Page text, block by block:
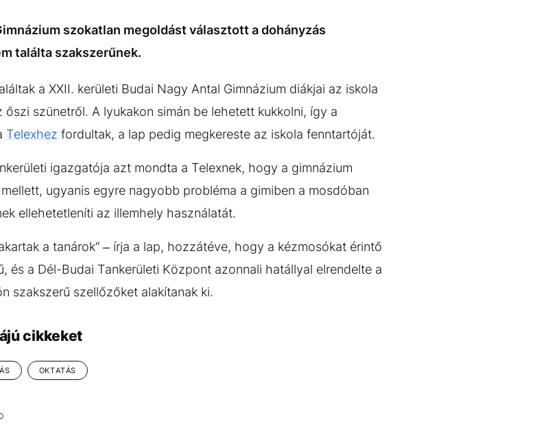
szokatlan megoldást választott a dohányzás
találta szakszerűnek.
a XXII. kerületi Budai Nagy Antal Gimnázium diákjai az iskola
szünetről. A lyukakon simán be lehetett kukkolni, így a
Telexhez fordultak, a lap pedig megkereste az iskola fenntartóját.
igazgatója azt mondta a Telexnek, hogy a gimnázium
ugyanis egyre nagyobb probléma a gimiben a mosdóban
ellehetetleníti az illemhely használatát.
a tanárok“ – írja a lap, hozzátéve, hogy a kézmosókat érintő
és a Dél-Budai Tankerületi Központ azonnali hatállyal elrendelte a
szakszerű szellőzőket alakítanak ki.
cikkeket
OKTATÁS